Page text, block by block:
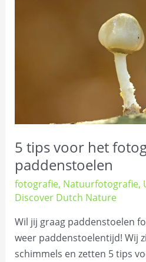
5 tips voor het
paddenstoelen
fotografie, Natuurfotografie,
Discover Dutch Nature
Wil jij graag paddenstoelen
weer paddenstoelentijd! Wij
schimmels en zetten 5 tips